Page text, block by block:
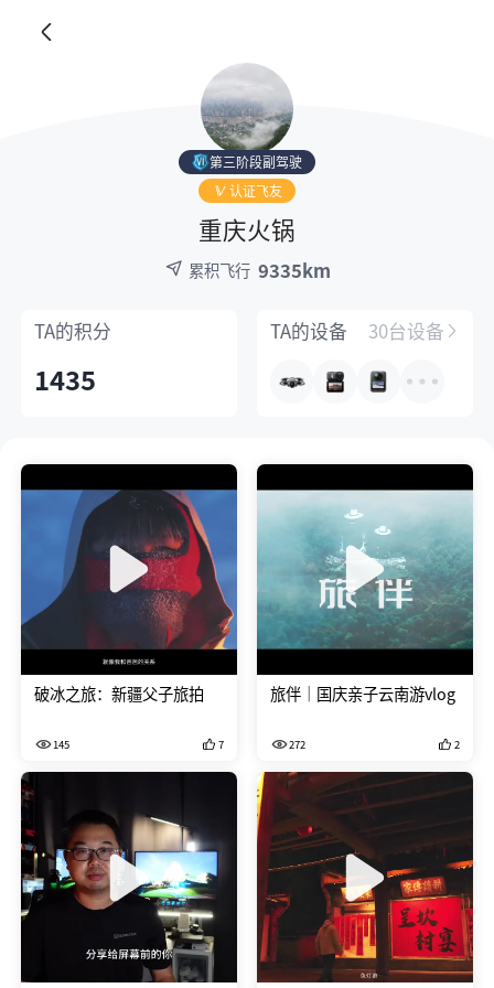
第三阶段副驾驶
认证飞友
重庆火锅
累积飞行 9335km
TA的积分
1435
TA的设备 30台设备
破冰之旅：新疆父子旅拍
145 7
旅伴｜国庆亲子云南游vlog
272 2